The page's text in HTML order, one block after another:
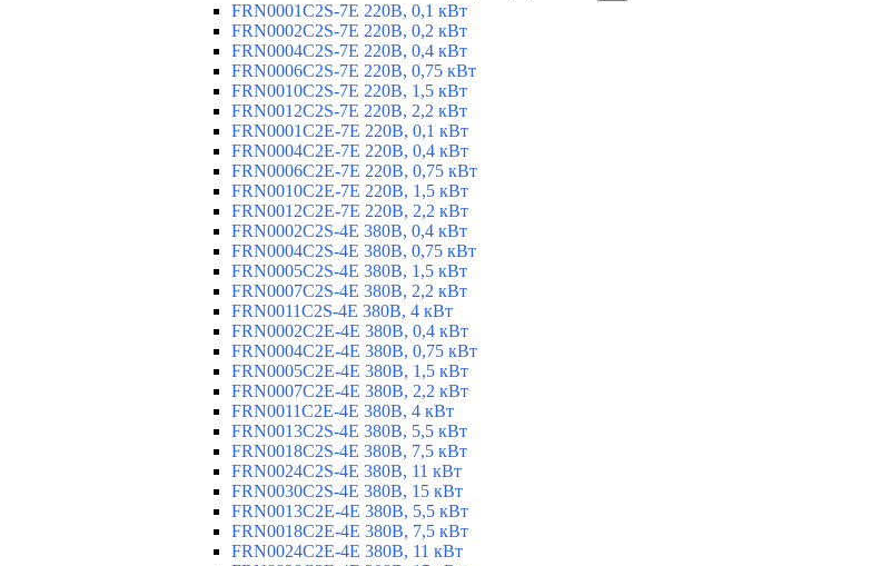
FRN0001C2S-7E 220В, 0,1 кВт
FRN0002C2S-7E 220В, 0,2 кВт
FRN0004C2S-7E 220В, 0,4 кВт
FRN0006C2S-7E 220В, 0,75 кВт
FRN0010C2S-7E 220В, 1,5 кВт
FRN0012C2S-7E 220В, 2,2 кВт
FRN0001C2E-7E 220В, 0,1 кВт
FRN0004C2E-7E 220В, 0,4 кВт
FRN0006C2E-7E 220В, 0,75 кВт
FRN0010C2E-7E 220В, 1,5 кВт
FRN0012C2E-7E 220В, 2,2 кВт
FRN0002C2S-4E 380В, 0,4 кВт
FRN0004C2S-4E 380В, 0,75 кВт
FRN0005C2S-4E 380В, 1,5 кВт
FRN0007C2S-4E 380В, 2,2 кВт
FRN0011C2S-4E 380В, 4 кВт
FRN0002C2E-4E 380В, 0,4 кВт
FRN0004C2E-4E 380В, 0,75 кВт
FRN0005C2E-4E 380В, 1,5 кВт
FRN0007C2E-4E 380В, 2,2 кВт
FRN0011C2E-4E 380В, 4 кВт
FRN0013C2S-4E 380В, 5,5 кВт
FRN0018C2S-4E 380В, 7,5 кВт
FRN0024C2S-4E 380В, 11 кВт
FRN0030C2S-4E 380В, 15 кВт
FRN0013C2E-4E 380В, 5,5 кВт
FRN0018C2E-4E 380В, 7,5 кВт
FRN0024C2E-4E 380В, 11 кВт